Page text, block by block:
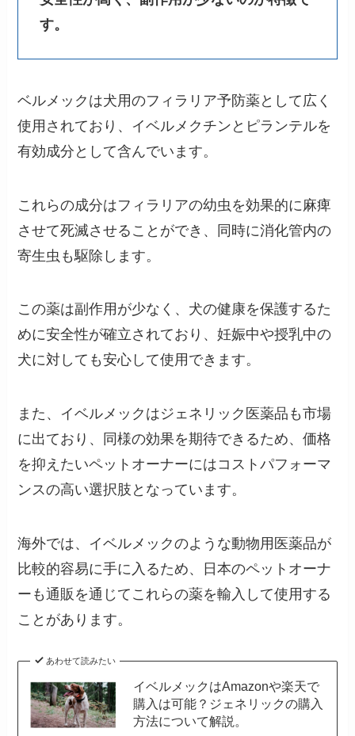
す。
ベルメックは犬用のフィラリア予防薬として広く
使用されており、イベルメクチンとピランテルを
有効成分として含んでいます。
これらの成分はフィラリアの幼虫を効果的に麻痺
させて死滅させることができ、同時に消化管内の
寄生虫も駆除します​。
この薬は副作用が少なく、犬の健康を保護するた
めに安全性が確立されており、妊娠中や授乳中の
犬に対しても安心して使用できます。
また、イベルメックはジェネリック医薬品も市場
に出ており、同様の効果を期待できるため、価格
を抑えたいペットオーナーにはコストパフォーマ
ンスの高い選択肢となっています。
海外では、イベルメックのような動物用医薬品が
比較的容易に手に入るため、日本のペットオーナ
ーも通販を通じてこれらの薬を輸入して使用する
ことがあります​。
あわせて読みたい
イベルメックはAmazonや楽天で
購入は可能？ジェネリックの購入
方法について解説。